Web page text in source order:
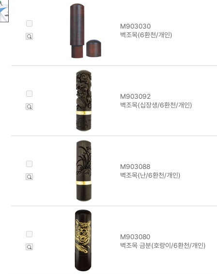
M903030
벽조목(6환천/개인)
M903092
벽조목(십장생/6환천/개인)
M903088
벽조목(난/6환천/개인)
M903080
벽조목 금분(호랑이/6환천/개인)